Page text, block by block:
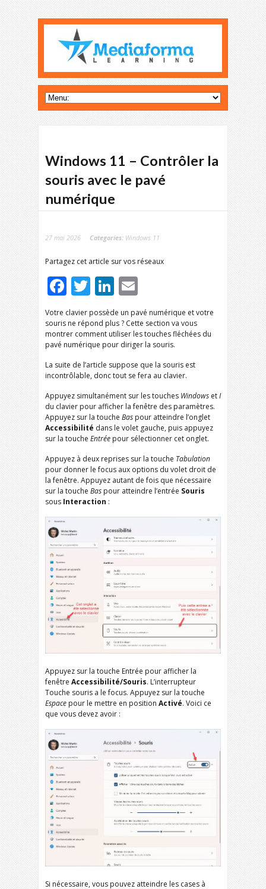
Windows 11 – Contrôler la
souris avec le pavé
numérique
27 mai 2026 Categories: Windows 11
Partagez cet article sur vos réseaux
Facebook
TwitterLinkedIn
Votre clavier possède un pavé numérique et votre
souris ne répond plus ? Cette section va vous
montrer comment utiliser les touches fléchées du
pavé numérique pour diriger la souris.
La suite de l’article suppose que la souris est
incontrôlable, donc tout se fera au clavier.
Appuyez simultanément sur les touches Windows etI
du clavier pour afficher la fenêtre des paramètres.
Appuyez sur la touche Bas pour atteindre l’onglet
Accessibilité dans le volet gauche, puis appuyez
sur la touche Entrée pour sélectionner cet onglet.
Appuyez à deux reprises sur la touche Tabulation
pour donner le focus aux options du volet droit de
la fenêtre. Appuyez autant de fois que nécessaire
sur la touche Bas pour atteindre l’entrée Souris
sous Interaction :
Appuyez sur la touche Entrée pour afficher la
fenêtre Accessibilité/Souris. L’interrupteur
Touche souris a le focus. Appuyez sur la touche
Espace pour le mettre en position Activé. Voici ce
que vous devez avoir :
Si nécessaire, vous pouvez atteindre les cases à